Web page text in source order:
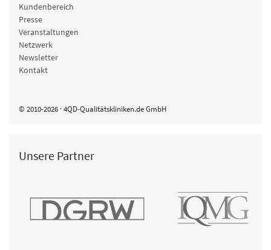
Kundenbereich
Presse
Veranstaltungen
Netzwerk
Newsletter
Kontakt
© 2010-2026 · 4QD-Qualitätskliniken.de GmbH
Unsere Partner